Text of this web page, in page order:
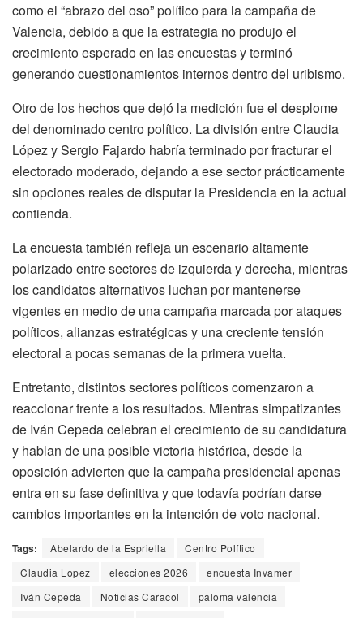
como el “abrazo del oso” político para la campaña de
Valencia, debido a que la estrategia no produjo el
crecimiento esperado en las encuestas y terminó
generando cuestionamientos internos dentro del uribismo.
Otro de los hechos que dejó la medición fue el desplome
del denominado centro político. La división entre Claudia
López y Sergio Fajardo habría terminado por fracturar el
electorado moderado, dejando a ese sector prácticamente
sin opciones reales de disputar la Presidencia en la actual
contienda.
La encuesta también refleja un escenario altamente
polarizado entre sectores de izquierda y derecha, mientras
los candidatos alternativos luchan por mantenerse
vigentes en medio de una campaña marcada por ataques
políticos, alianzas estratégicas y una creciente tensión
electoral a pocas semanas de la primera vuelta.
Entretanto, distintos sectores políticos comenzaron a
reaccionar frente a los resultados. Mientras simpatizantes
de Iván Cepeda celebran el crecimiento de su candidatura
y hablan de una posible victoria histórica, desde la
oposición advierten que la campaña presidencial apenas
entra en su fase definitiva y que todavía podrían darse
cambios importantes en la intención de voto nacional.
Tags: Abelardo de la Espriella
Centro Político
Claudia Lopez
elecciones 2026
encuesta Invamer
Iván Cepeda
Noticias Caracol
paloma valencia